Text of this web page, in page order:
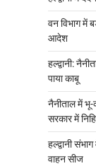
वन विभाग में
आदेश
हल्द्वानी:
पाया काबू
नैनीताल में भू-
सरकार में
हल्द्वानी
वाहन सीज